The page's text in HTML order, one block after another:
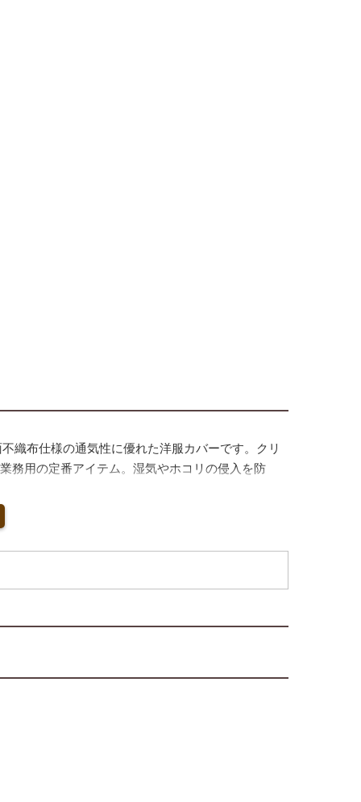
織布仕様の通気性に優れた洋服カバーです。クリ
務用の定番アイテム。湿気やホコリの侵入を防
面と見た目の両方にこだわりたい店舗様におすす